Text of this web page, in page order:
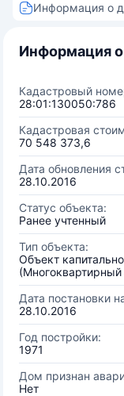
Информация о
Информация
Кадастровый
28:01:130050:786
Кадастровая
70 548 373,6
Дата обновления
28.10.2016
Статус объекта:
Ранее учтенный
Тип объекта:
Объект
Дата постановки
28.10.2016
Год постройки:
1971
Дом признан
Нет